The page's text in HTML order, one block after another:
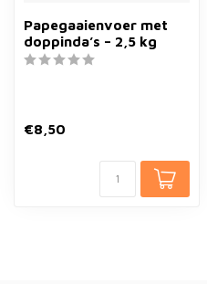
Papegaaienvoer met
doppinda’s – 2,5 kg
€8,50